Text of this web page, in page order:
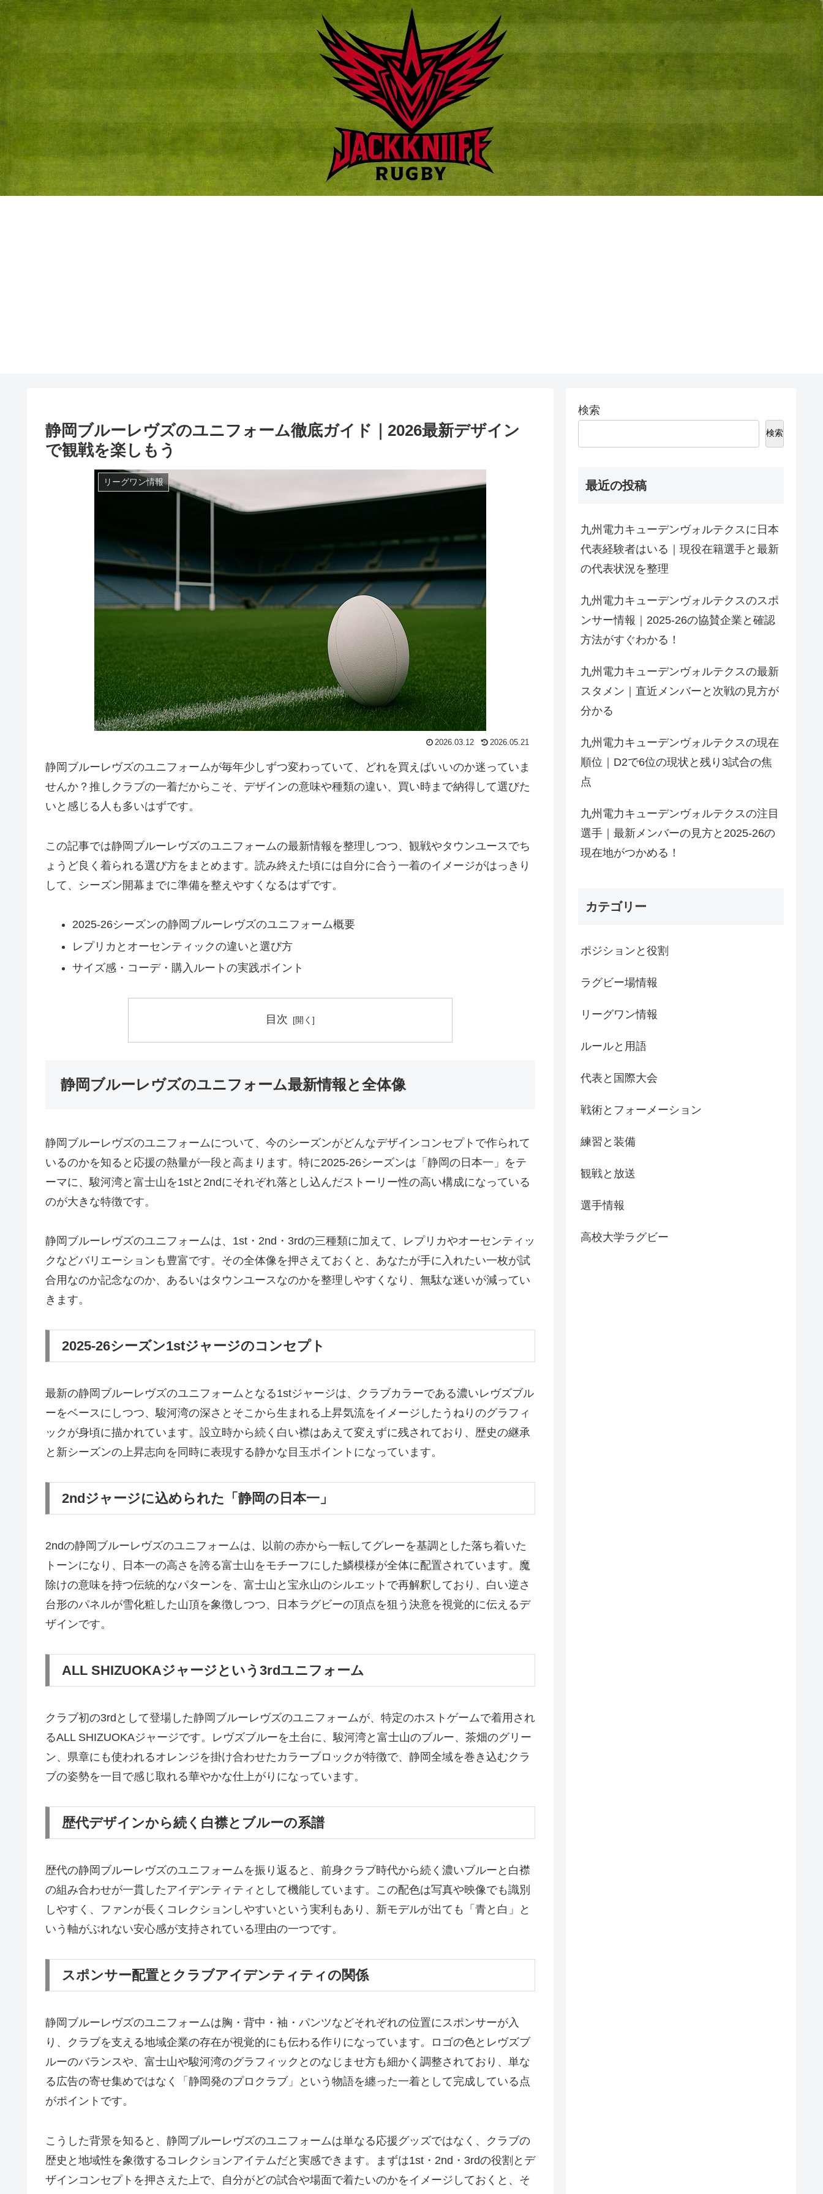
静岡ブルーレヴズのユニフォーム徹底ガイド｜2026最新デザイン
で観戦を楽しもう
リーグワン情報
2026.03.12 2026.05.21
静岡ブルーレヴズのユニフォームが毎年少しずつ変わっていて、どれを買えばいいのか迷っていま
せんか？推しクラブの一着だからこそ、デザインの意味や種類の違い、買い時まで納得して選びた
いと感じる人も多いはずです。
この記事では静岡ブルーレヴズのユニフォームの最新情報を整理しつつ、観戦やタウンユースでち
ょうど良く着られる選び方をまとめます。読み終えた頃には自分に合う一着のイメージがはっきり
して、シーズン開幕までに準備を整えやすくなるはずです。
2025-26シーズンの静岡ブルーレヴズのユニフォーム概要
レプリカとオーセンティックの違いと選び方
サイズ感・コーデ・購入ルートの実践ポイント
目次
静岡ブルーレヴズのユニフォーム最新情報と全体像
静岡ブルーレヴズのユニフォームについて、今のシーズンがどんなデザインコンセプトで作られて
いるのかを知ると応援の熱量が一段と高まります。特に2025-26シーズンは「静岡の日本一」をテ
ーマに、駿河湾と富士山を1stと2ndにそれぞれ落とし込んだストーリー性の高い構成になっている
のが大きな特徴です。
静岡ブルーレヴズのユニフォームは、1st・2nd・3rdの三種類に加えて、レプリカやオーセンティッ
クなどバリエーションも豊富です。その全体像を押さえておくと、あなたが手に入れたい一枚が試
合用なのか記念なのか、あるいはタウンユースなのかを整理しやすくなり、無駄な迷いが減ってい
きます。
2025-26シーズン1stジャージのコンセプト
最新の静岡ブルーレヴズのユニフォームとなる1stジャージは、クラブカラーである濃いレヴズブル
ーをベースにしつつ、駿河湾の深さとそこから生まれる上昇気流をイメージしたうねりのグラフィ
ックが身頃に描かれています。設立時から続く白い襟はあえて変えずに残されており、歴史の継承
と新シーズンの上昇志向を同時に表現する静かな目玉ポイントになっています。
2ndジャージに込められた「静岡の日本一」
2ndの静岡ブルーレヴズのユニフォームは、以前の赤から一転してグレーを基調とした落ち着いた
トーンになり、日本一の高さを誇る富士山をモチーフにした鱗模様が全体に配置されています。魔
除けの意味を持つ伝統的なパターンを、富士山と宝永山のシルエットで再解釈しており、白い逆さ
台形のパネルが雪化粧した山頂を象徴しつつ、日本ラグビーの頂点を狙う決意を視覚的に伝えるデ
ザインです。
ALL SHIZUOKAジャージという3rdユニフォーム
クラブ初の3rdとして登場した静岡ブルーレヴズのユニフォームが、特定のホストゲームで着用され
るALL SHIZUOKAジャージです。レヴズブルーを土台に、駿河湾と富士山のブルー、茶畑のグリー
ン、県章にも使われるオレンジを掛け合わせたカラーブロックが特徴で、静岡全域を巻き込むクラ
ブの姿勢を一目で感じ取れる華やかな仕上がりになっています。
歴代デザインから続く白襟とブルーの系譜
歴代の静岡ブルーレヴズのユニフォームを振り返ると、前身クラブ時代から続く濃いブルーと白襟
の組み合わせが一貫したアイデンティティとして機能しています。この配色は写真や映像でも識別
しやすく、ファンが長くコレクションしやすいという実利もあり、新モデルが出ても「青と白」と
いう軸がぶれない安心感が支持されている理由の一つです。
スポンサー配置とクラブアイデンティティの関係
静岡ブルーレヴズのユニフォームは胸・背中・袖・パンツなどそれぞれの位置にスポンサーが入
り、クラブを支える地域企業の存在が視覚的にも伝わる作りになっています。ロゴの色とレヴズブ
ルーのバランスや、富士山や駿河湾のグラフィックとのなじませ方も細かく調整されており、単な
る広告の寄せ集めではなく「静岡発のプロクラブ」という物語を纏った一着として完成している点
がポイントです。
こうした背景を知ると、静岡ブルーレヴズのユニフォームは単なる応援グッズではなく、クラブの
歴史と地域性を象徴するコレクションアイテムだと実感できます。まずは1st・2nd・3rdの役割とデ
ザインコンセプトを押さえた上で、自分がどの試合や場面で着たいのかをイメージしておくと、そ
検索
検索
最近の投稿
九州電力キューデンヴォルテクスに日本
代表経験者はいる｜現役在籍選手と最新
の代表状況を整理
九州電力キューデンヴォルテクスのスポ
ンサー情報｜2025-26の協賛企業と確認
方法がすぐわかる！
九州電力キューデンヴォルテクスの最新
スタメン｜直近メンバーと次戦の見方が
分かる
九州電力キューデンヴォルテクスの現在
順位｜D2で6位の現状と残り3試合の焦
点
九州電力キューデンヴォルテクスの注目
選手｜最新メンバーの見方と2025-26の
現在地がつかめる！
カテゴリー
ポジションと役割
ラグビー場情報
リーグワン情報
ルールと用語
代表と国際大会
戦術とフォーメーション
練習と装備
観戦と放送
選手情報
高校大学ラグビー